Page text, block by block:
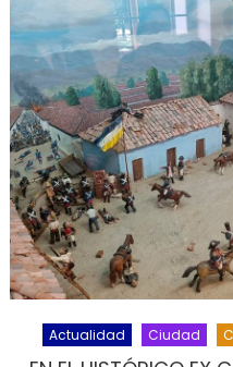
Actualidad Ciudad